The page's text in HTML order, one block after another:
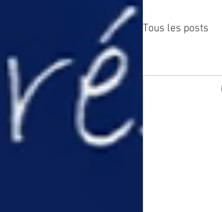
Tous les posts